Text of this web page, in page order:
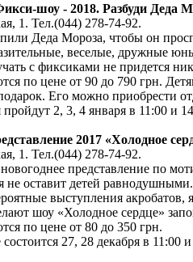
шоу - 2018. Разбуди
1. Тел.(044) 278-74-92.
Деда Мороза, чтобы он
веселые, дружные
с фиксиками не придется
по цене от 90 до 790 грн.
Его можно приобрести
2, 3, 4 января в 11:00 и
2017 «Холодное
1. Тел.(044) 278-74-92.
представление по
не оставит детей
выступления акробатов,
шоу «Холодное сердце»
по цене от 80 до 350 грн.
27, 28 декабря в 11:00